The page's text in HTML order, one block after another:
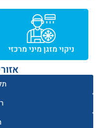
ניקוי מזגן מיני מרכזי